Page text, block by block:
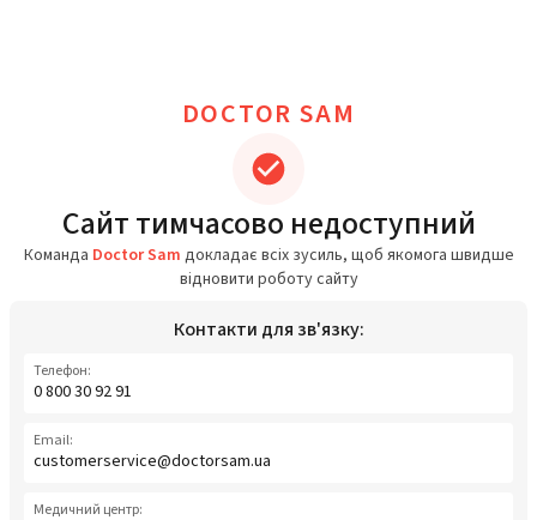
DOCTOR SAM
Сайт тимчасово недоступний
Команда Doctor Sam докладає всіх зусиль, щоб якомога швидше
відновити роботу сайту
Контакти для зв'язку:
Телефон:
0 800 30 92 91
Email:
customerservice@doctorsam.ua
Медичний центр: